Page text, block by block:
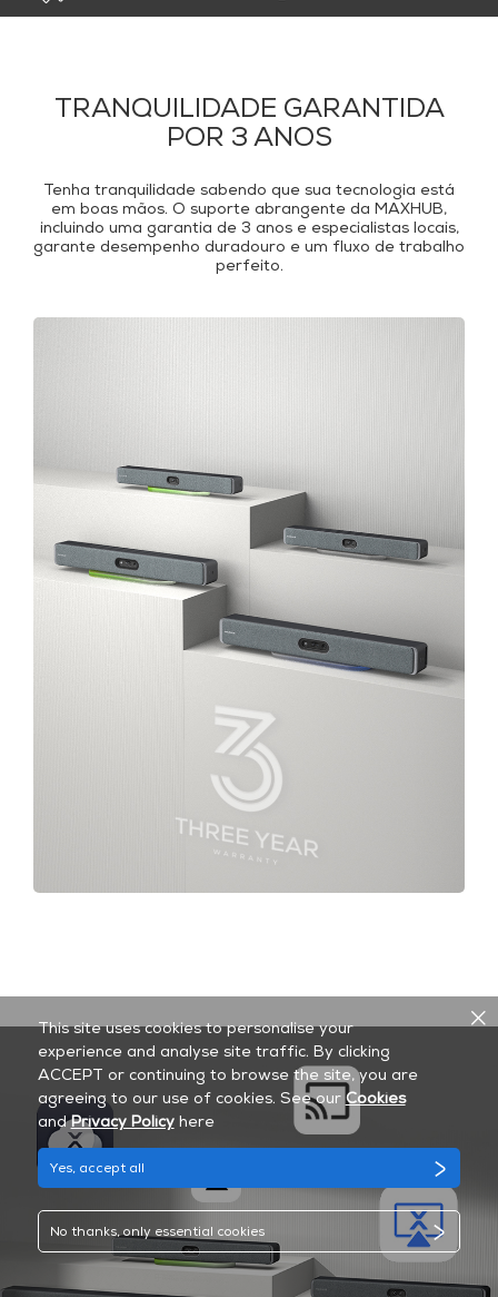
TRANQUILIDADE GARANTIDA
POR 3 ANOS
Tenha tranquilidade sabendo que sua tecnologia está
em boas mãos. O suporte abrangente da MAXHUB,
incluindo uma garantia de 3 anos e especialistas locais,
garante desempenho duradouro e um fluxo de trabalho
perfeito.
This site uses cookies to personalise your
experience and analyse site traffic. By clicking
ACCEPT or continuing to browse the site, you are
agreeing to our use of cookies. See our Cookies
andPrivacy Policyhere
Yes, accept all
No thanks, only essential cookies